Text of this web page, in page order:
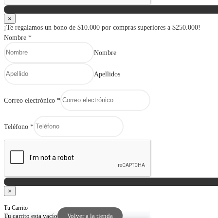
×
¡Te regalamos un bono de $10.000 por compras superiores a $250.000!
Nombre *
Nombre
Apellidos
Correo electrónico *
Teléfono *
×
Tu Carrito
Tu carrito esta vacío Volver a la tienda